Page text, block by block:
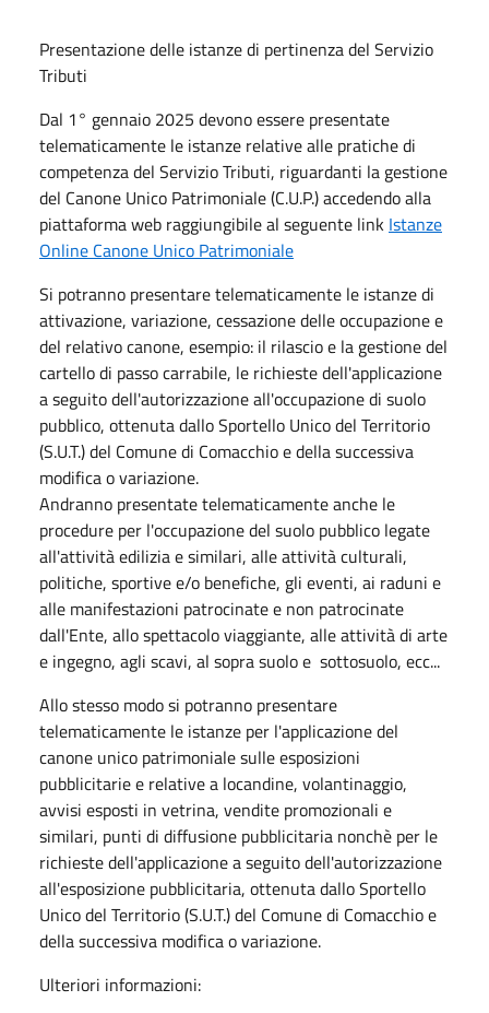
Presentazione delle istanze di pertinenza del Servizio
Tributi
Dal 1° gennaio 2025 devono essere presentate
telematicamente le istanze relative alle pratiche di
competenza del Servizio Tributi, riguardanti la gestione
del Canone Unico Patrimoniale (C.U.P.) accedendo alla
piattaforma web raggiungibile al seguente link Istanze
Online Canone Unico Patrimoniale
Si potranno presentare telematicamente le istanze di
attivazione, variazione, cessazione delle occupazione e
del relativo canone, esempio: il rilascio e la gestione del
cartello di passo carrabile, le richieste dell'applicazione
a seguito dell'autorizzazione all'occupazione di suolo
pubblico, ottenuta dallo Sportello Unico del Territorio
(S.U.T.) del Comune di Comacchio e della successiva
modifica o variazione.
Andranno presentate telematicamente anche le
procedure per l'occupazione del suolo pubblico legate
all'attività edilizia e similari, alle attività culturali,
politiche, sportive e/o benefiche, gli eventi, ai raduni e
alle manifestazioni patrocinate e non patrocinate
dall'Ente, allo spettacolo viaggiante, alle attività di arte
e ingegno, agli scavi, al sopra suolo e sottosuolo, ecc...
Allo stesso modo si potranno presentare
telematicamente le istanze per l'applicazione del
canone unico patrimoniale sulle esposizioni
pubblicitarie e relative a locandine, volantinaggio,
avvisi esposti in vetrina, vendite promozionali e
similari, punti di diffusione pubblicitaria nonchè per le
richieste dell'applicazione a seguito dell'autorizzazione
all'esposizione pubblicitaria, ottenuta dallo Sportello
Unico del Territorio (S.U.T.) del Comune di Comacchio e
della successiva modifica o variazione.
Ulteriori informazioni: